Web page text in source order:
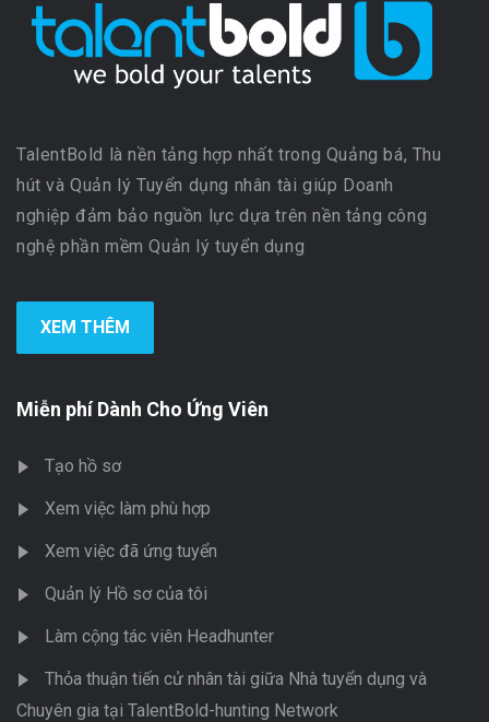
TalentBold là nền tảng hợp nhất trong Quảng bá, Thu
hút và Quản lý Tuyển dụng nhân tài giúp Doanh
nghiệp đảm bảo nguồn lực dựa trên nền tảng công
nghệ phần mềm Quản lý tuyển dụng
XEM THÊM
Miễn phí Dành Cho Ứng Viên
Tạo hồ sơ
Xem việc làm phù hợp
Xem việc đã ứng tuyển
Quản lý Hồ sơ của tôi
Làm cộng tác viên Headhunter
Thỏa thuận tiến cử nhân tài giữa Nhà tuyển dụng và
Chuyên gia tại TalentBold-hunting Network